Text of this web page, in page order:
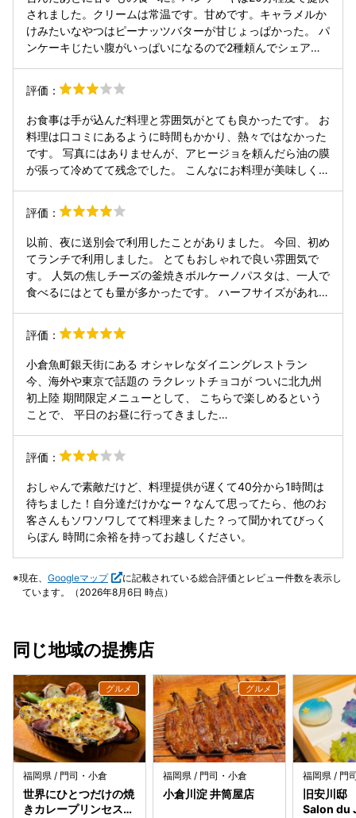
されました。クリームは常温です。甘めです。キャラメルか
けみたいなやつはピーナッツバターが甘じょっぱかった。 パ
ンケーキじたい腹がいっぱいになるので2種頼んでシェアす
て丁度甘さを相殺できました。 カーテン引いて半個室なので
なかなか良かったです。しかしテーブルと椅子(固定ソファ
ー)が離れていて食べにくかった…
評価：
お食事は手が込んだ料理と雰囲気がとても良かったです。 お
料理は口コミにあるように時間もかかり、熱々ではなかった
です。 写真にはありませんが、アヒージョを頼んだら油の膜
が張って冷めてて残念でした。 こんなにお料理が美味しく
なく、笑顔もなく、労働してますって感じでした。
評価：
以前、夜に送別会で利用したことがありました。 今回、初め
てランチで利用しました。 とてもおしゃれで良い雰囲気で
す。 人気の焦しチーズの釜焼きボルケーノパスタは、一人で
食べるにはとても量が多かったです。 ハーフサイズがあれば
ぜて下さったので、 焦がしチーズは、味わうことができませ
んでした。 次は、焦がしチーズを味わってから、自分の好み
で混ぜながら食べたいと思いました。
評価：
小倉魚町銀天街にある オシャレなダイニングレストラン
今、海外や東京で話題の ラクレットチョコが ついに北九州
初上陸 期間限定メニューとして、 こちらで楽しめるという
ことで、 平日のお昼に行ってきました
ラ…1,628円 ▶︎宇治抹茶ブリュレパンケーキ…1,815円 ▶︎じゃ
がバターのボルケーノ…2,772 円 ※ 6月末までの期間限定
──────────────── 「贅沢チョコの抹茶ガトーショコ
ラ」 とろっとろのラクレットチョコを 目の前で贅沢にたっ
ぷり 抹茶ガトーショコラはなめらか濃厚で、 チョコのパリ
ッと食感も◎ 「宇治抹茶ブリュレパンケーキ」 目の前で炙
ってもらえるから、 甘い匂いが食欲そそります 白玉が添え
ーのボルケーノ」 人気のボルケーノパスタの新作 特製ヴィ
シソワーズソースに 旬の新じゃがいもがゴロゴロ ボリュー
にもオススメです 提供に少しお時間かかる場合もあるので、
評価：
おしゃんで素敵だけど、料理提供が遅くて40分から1時間は
待ちました！自分達だけかなー？なんて思ってたら、他のお
客さんもソワソワしてて料理来ました？って聞かれてびっく
らぽん 時間に余裕を持ってお越しください。
現在、 Googleマップ
に記載されている総合評価とレビュー件数を表示し
ています。（2026年8月6日 時点）
同じ地域の提携店
福岡県 / 門司・小倉
世界にひとつだけの焼
きカレープリンセスピ
福岡県 / 門司・小倉
小倉川淀 井筒屋店
福岡県 / 門
旧安川
Salon du